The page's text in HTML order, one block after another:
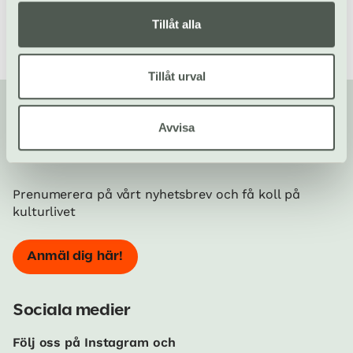
Tillåt alla
Tillåt urval
Avvisa
Din kompis med koll på kulturlivet!
Prenumerera på vårt nyhetsbrev och få koll på
kulturlivet
Anmäl dig här!
Sociala medier
Följ oss på Instagram och